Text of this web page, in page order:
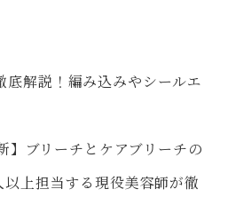
底解説！編み込みやシールエ